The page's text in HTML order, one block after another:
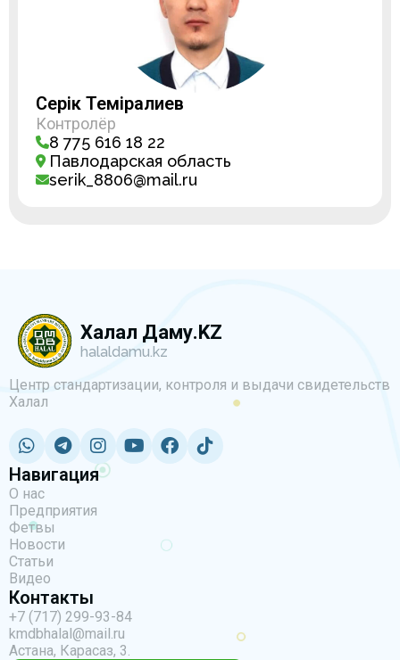
Серік Темірғалиев
Контролёр
8 775 616 18 22
Павлодарская область
serik_8806@mail.ru
Халал Даму.KZ
halaldamu.kz
Центр стандартизации, контроля и выдачи свидетельств
Халал
Навигация
О нас
Предприятия
Фетвы
Новости
Статьи
Видео
Контакты
+7 (717) 299-93-84
kmdbhalal@mail.ru
Астана, Карасаз, 3.